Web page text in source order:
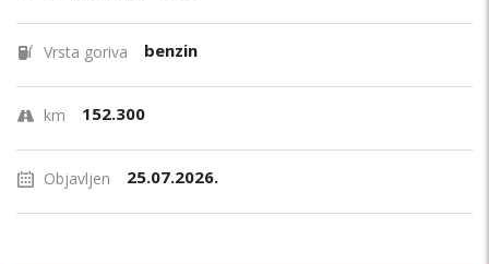
Vrsta goriva benzin
km 152.300
Objavljen 25.07.2026.